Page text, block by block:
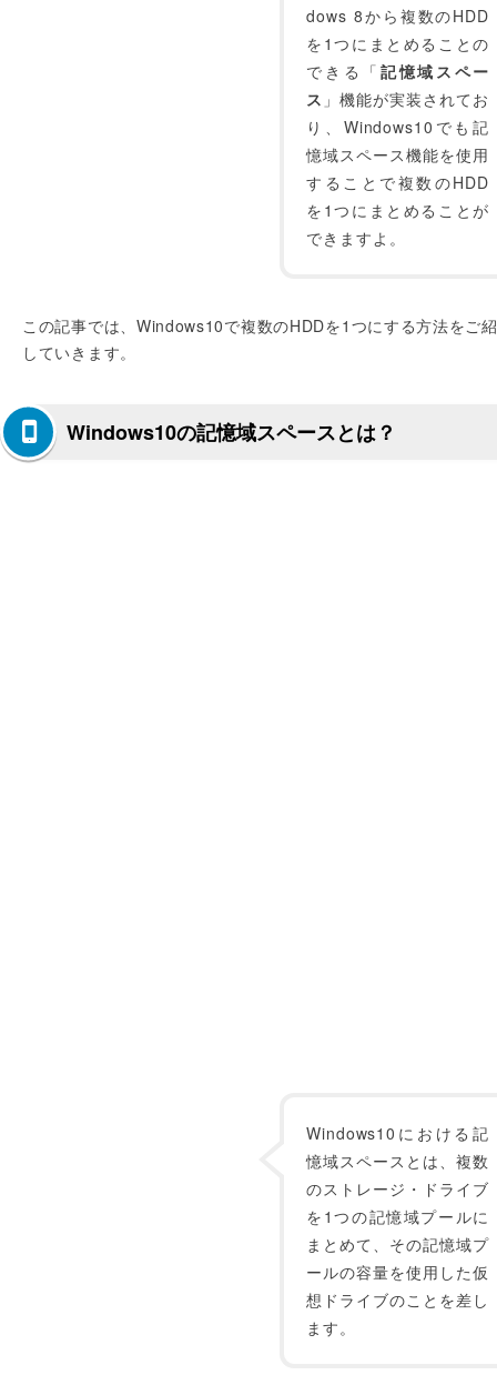
dows 8から複数のHDD
を1つにまとめることの
できる「 記憶域スペー
ス 」機能が実装されてお
り、Windows10でも記
憶域スペース機能を使用
することで複数のHDD
を1つにまとめることが
できますよ。
この記事では、Windows10で複数のHDDを1つにする方法をご
していきます。
Windows10の記憶域スペースとは？
Windows10における記
憶域スペースとは、複数
のストレージ・ドライブ
を1つの記憶域プールに
まとめて、その記憶域プ
ールの容量を使用した仮
想ドライブのことを差し
ます。